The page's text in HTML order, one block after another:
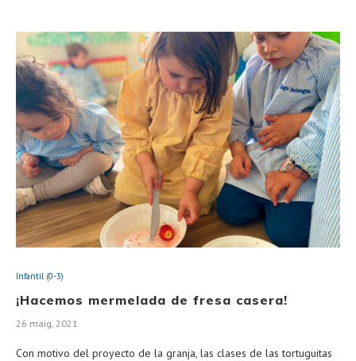
Infantil (0-3)
¡Hacemos mermelada de fresa casera!
26 maig, 2021
Con motivo del proyecto de la granja, las clases de las tortuguitas